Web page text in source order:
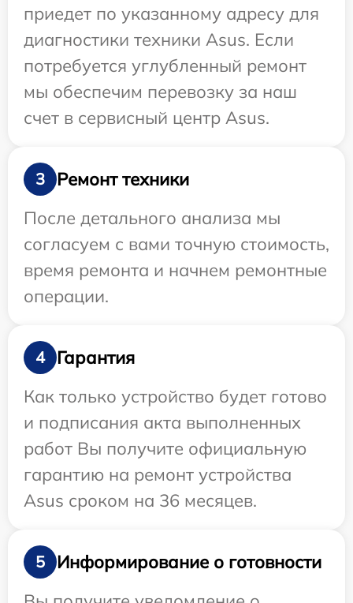
приедет по указанному адресу для
диагностики техники Asus. Если
потребуется углубленный ремонт
мы обеспечим перевозку за наш
счет в сервисный центр Asus.
3
Ремонт техники
После детального анализа мы
согласуем с вами точную стоимость,
время ремонта и начнем ремонтные
операции.
4
Гарантия
Как только устройство будет готово
и подписания акта выполненных
работ Вы получите официальную
гарантию на ремонт устройства
Asus сроком на 36 месяцев.
5
Информирование о готовности